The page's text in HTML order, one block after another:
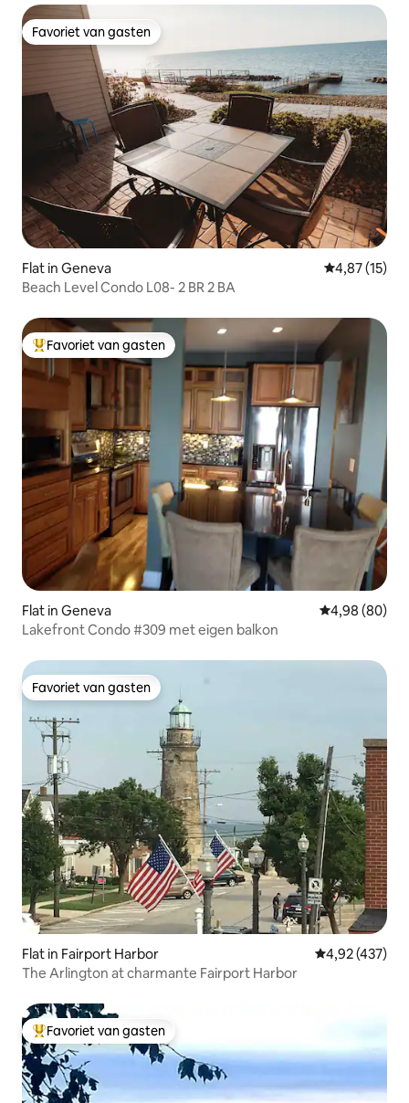
Favoriet van gasten
Favoriet van gasten
Flat in Geneva Gemiddelde
4,87 (15)
Beach Level Condo L08- 2 BR 2 BA
Topfavoriet van gasten
Favoriet van gasten
Flat in Geneva Gemiddelde
4,98 (80)
Lakefront Condo #309 met eigen balkon
Favoriet van gasten
Favoriet van gasten
Flat in Fairport Harbor Gemiddelde
4,92 (437)
The Arlington at charmante Fairport Harbor
Topfavoriet van gasten
Favoriet van gasten